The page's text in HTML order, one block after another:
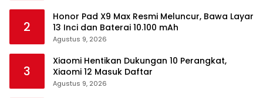
2
Honor Pad X9 Max Resmi Meluncur, Bawa Layar
13 Inci dan Baterai 10.100 mAh
Agustus 9, 2026
3
Xiaomi Hentikan Dukungan 10 Perangkat,
Xiaomi 12 Masuk Daftar
Agustus 9, 2026